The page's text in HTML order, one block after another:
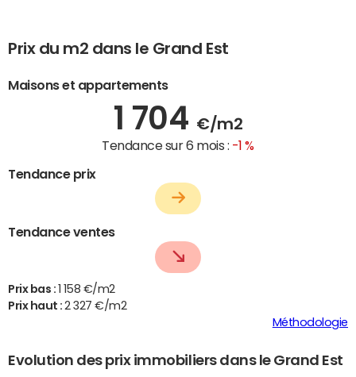
Prix du m2 dans le Grand Est
Maisons et appartements
1 704 €/m2
Tendance sur 6 mois : -1 %
Tendance prix
Tendance ventes
Prix bas :
1 158 €/m2
Prix haut :2 327 €/m2
Méthodologie
Evolution des prix immobiliers dans le Grand Est